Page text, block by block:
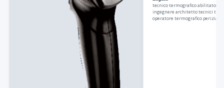
tecnico termografico abilitato
ingegnere architetto tecnici
operatore termografico perizia